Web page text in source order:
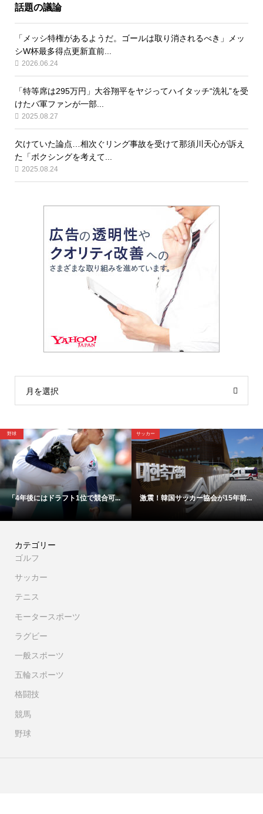
話題の議論
「メッシ特権があるようだ。ゴールは取り消されるべき」メッ
シW杯最多得点更新直前...
2026.06.24
「特等席は295万円」大谷翔平をヤジってハイタッチ“洗礼”を受
けたパ軍ファンが一部...
2025.08.27
欠けていた論点…相次ぐリング事故を受けて那須川天心が訴え
た「ボクシングを考えて...
2025.08.24
月を選択
野球
「4年後にはドラフト1位で競合可...
サッカー
激震！韓国サッカー協会が15年前...
カテゴリー
ゴルフ
サッカー
テニス
モータースポーツ
ラグビー
一般スポーツ
五輪スポーツ
格闘技
競馬
野球